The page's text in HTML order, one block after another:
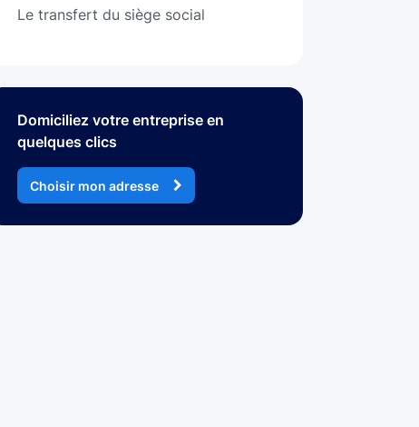
Le transfert du siège social
Domiciliez votre entreprise en
quelques clics
Choisir mon adresse